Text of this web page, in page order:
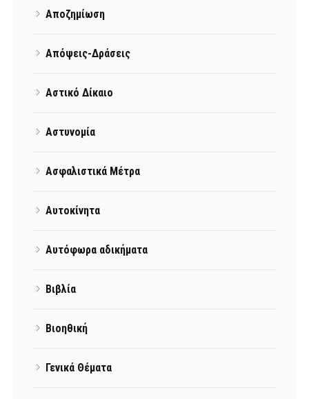
Αποζημίωση
Απόψεις-Δράσεις
Αστικό Δίκαιο
Αστυνομία
Ασφαλιστικά Μέτρα
Αυτοκίνητα
Αυτόφωρα αδικήματα
Βιβλία
Βιοηθική
Γενικά Θέματα